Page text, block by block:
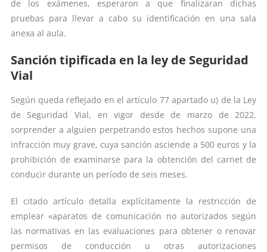
de los exámenes, esperaron a que finalizaran dichas
pruebas para llevar a cabo su identificación en una sala
anexa al aula.
Sanción tipificada en la ley de Seguridad
Vial
Según queda reflejado en el artículo 77 apartado u) de la Ley
de Seguridad Vial, en vigor desde de marzo de 2022,
sorprender a alguien perpetrando estos hechos supone una
infracción muy grave, cuya sanción asciende a 500 euros y la
prohibición de examinarse para la obtención del carnet de
conducir durante un período de seis meses.
El citado artículo detalla explícitamente la restricción de
emplear «aparatos de comunicación no autorizados según
las normativas en las evaluaciones para obtener o renovar
permisos de conducción u otras autorizaciones